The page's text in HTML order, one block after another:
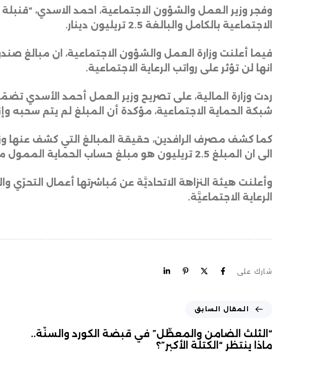
وفجر وزير العمل والشؤون الاجتماعية، احمد الاسدي،
الاجتماعية بالكامل والبالغة 2.5 تريليون دينار
.
فيما أعلنت وزارة العمل والشؤون الاجتماعية، ان مبالغ
انها لن تؤثر على رواتب الرعاية الاجتماعية.
ردت وزارة المالية، على تصريح وزير العمل أحمد الأسدي
شبكة الحماية الاجتماعية، مؤكدة أن المبلغ لم يتم سحبه
كما كشف مصرف الرافدين، حقيقة المبالغ التي كشف عنها
الى ان المبلغ 2.5 تريليون هو مبلغ حساب الحماية الممول من الخزينة، اما مبالغ الصندوق هي 390 مليار دينار فقط
وأعلنت هيئة النزاهة الاتحاديَّة عن مُباشرتها أعمال
الرعاية الاجتماعيَّة.
شارك على
المقال السابق
“الثلث الضامن والمعطِّل” في قبضة الكورد والسنّة..
ماذا ينتظر “الكتلة الأكبر”؟